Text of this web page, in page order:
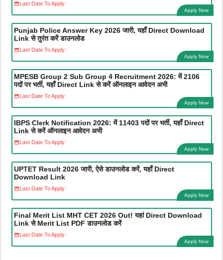
Last Date To Apply:
Apply Now
Punjab Police Answer Key 2026 जारी, यहाँ Direct Download
Link से तुरंत करें डाउनलोड
Last Date To Apply:
Apply Now
MPESB Group 2 Sub Group 4 Recruitment 2026: में 2106
पदों पर भर्ती, यहाँ Direct Link से करें ऑनलाइन आवेदन अभी
Last Date To Apply:
Apply Now
IBPS Clerk Notification 2026: में 11403 पदों पर भर्ती, यहाँ Direct
Link से करें ऑनलाइन आवेदन अभी
Last Date To Apply:
Apply Now
UPTET Result 2026 जारी, ऐसे डाउनलोड करें, यहाँ Direct
Download Link
Last Date To Apply:
Apply Now
Final Merit List MHT CET 2026 Out! यहां Direct Download
Link से Merit List PDF डाउनलोड करें
Last Date To Apply:
Apply Now